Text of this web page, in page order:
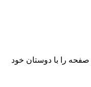
صفحه را با دوستان خود